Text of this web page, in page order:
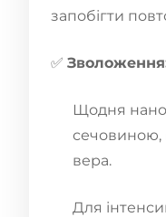
запобігти
✅
Щодня
сечовиною,
вера.
Для